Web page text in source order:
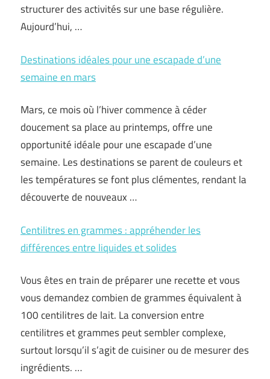
structurer des activités sur une base régulière.
Aujourd’hui, …
Destinations idéales pour une escapade d’une
semaine en mars
Mars, ce mois où l’hiver commence à céder
doucement sa place au printemps, offre une
opportunité idéale pour une escapade d’une
semaine. Les destinations se parent de couleurs et
les températures se font plus clémentes, rendant la
découverte de nouveaux …
Centilitres en grammes : appréhender les
différences entre liquides et solides
Vous êtes en train de préparer une recette et vous
vous demandez combien de grammes équivalent à
100 centilitres de lait. La conversion entre
centilitres et grammes peut sembler complexe,
surtout lorsqu’il s’agit de cuisiner ou de mesurer des
ingrédients. …